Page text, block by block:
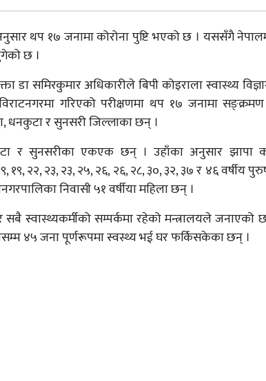
थप १७ जनामा कोरोना पुष्टि भएको छ । यससँगै
छ ।
डा समिरकुमार अधिकारीले बिपी कोइराला स्वास्थ्य विज्ञान
गरिएको परीक्षणमा थप १७ जनामा
धनकुटा र सुनसरी जिल्लाका छन् ।
र सुनसरीका एकएक छन् । उहाँका अनुसार
१९, २२, २३, २३, २५, २६, २६, २८, ३०, ३२, ३७ र ४६ वर्षीय
निवासी ५१ वर्षीया महिला छन् ।
स्वास्थ्यकर्मीको सम्पर्कमा रहेको मन्त्रालयले जनाएको
४५ जना पूर्णरूपमा स्वस्थ्य भई घर फर्किसकेका छन् ।